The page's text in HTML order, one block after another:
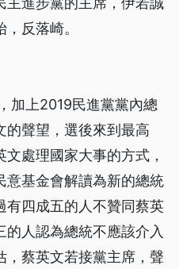
反落崎。
加上2019民進黨黨內總
的聲望，選後來到最高
處理國家大事的方式，
意基金會解讀為新的總統
有四成五的人不贊同蔡英
人認為總統不應該介入
，蔡英文若接黨主席，聲